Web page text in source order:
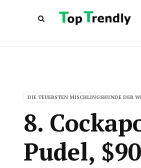
DIE TEUERSTEN MISCHLINGSHUNDE DER
8.
Pudel,